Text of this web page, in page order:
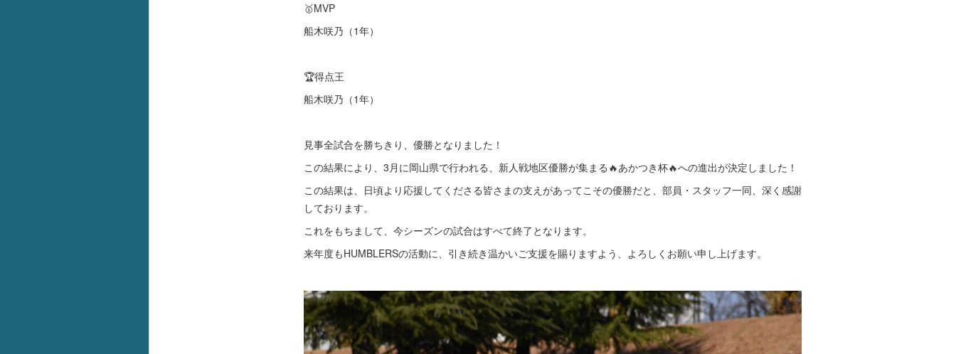
🥇MVP
船木咲乃（1年）
🏆得点王
船木咲乃（1年）
見事全試合を勝ちきり、優勝となりました！
この結果により、3月に岡山県で行われる、新人戦地区優勝が集まる🔥あかつき杯🔥への進出が決定しました！
この結果は、日頃より応援してくださる皆さまの支えがあってこその優勝だと、部員・スタッフ一同、深く感謝
しております。
これをもちまして、今シーズンの試合はすべて終了となります。
来年度もHUMBLERSの活動に、引き続き温かいご支援を賜りますよう、よろしくお願い申し上げます。